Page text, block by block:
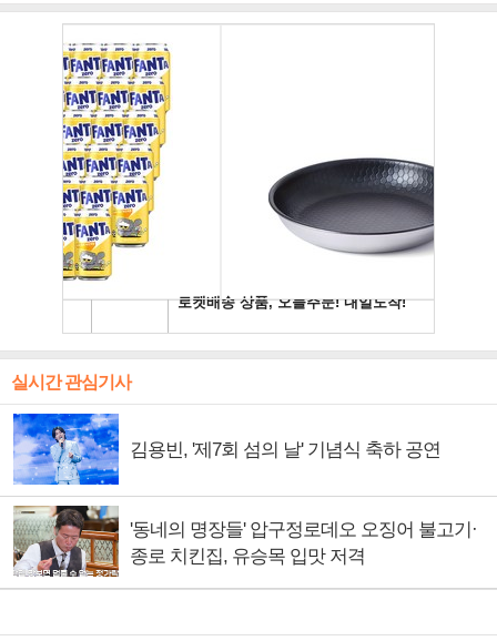
실시간 관심기사
김용빈, '제7회 섬의 날' 기념식 축하 공연
'동네의 명장들' 압구정로데오 오징어 불고기·
종로 치킨집, 유승목 입맛 저격